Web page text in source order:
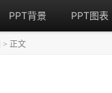
PPT背景 PPT图表
> 正文